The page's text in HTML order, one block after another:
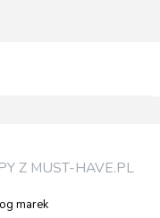
Z MUST-HAVE.PL
marek